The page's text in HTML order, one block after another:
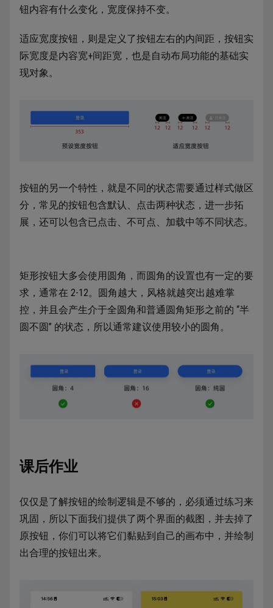
钮内容有什么变化，宽度保持不变。
适应宽度按钮，则是定义了按钮左右的内间距，按钮实
际宽度是内容宽+间距宽，也是自动布局功能的基础实
现对象。
按钮的另一个特性，就是不同的状态需要通过样式做区
分，常见的按钮包含默认、点击两种状态，进一步拓
展，还可以包含已点击、不可点、加载中等不同状态。
矩形按钮大多会使用圆角，而圆角的设置也有一定的要
求，通常在 2-12。圆角越大，风格就越突出越难掌
控，并且会产生介于全圆角和普通圆角矩形之前的 “半
圆不圆” 的状态，所以通常建议使用较小的圆角。
课后作业
仅仅是了解按钮的绘制逻辑是不够的，必须通过练习来
巩固，所以下面我们提供了两个界面的截图，并去掉了
原按钮，你们可以将它们黏贴到自己的画布中，并绘制
出合理的按钮出来。